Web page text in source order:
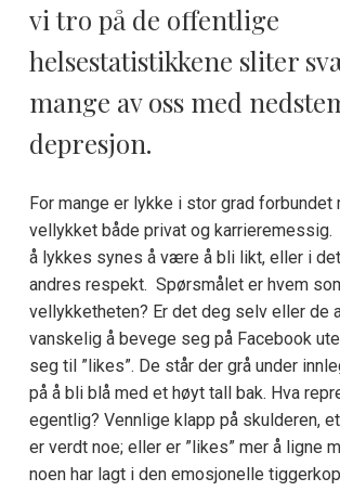
vi tro på de offentlige
helsestatistikkene sliter
mange av oss med
depresjon.
For mange er lykke i stor grad
vellykket både privat og
å lykkes synes å være å bli likt, eller i
andres respekt. Spørsmålet er hvem
vellykketheten? Er det deg selv eller de
vanskelig å bevege seg på Facebook
seg til ”likes”. De står der grå under
på å bli blå med et høyt tall bak. Hva
egentlig? Vennlige klapp på skulderen,
er verdt noe; eller er ”likes” mer å ligne
noen har lagt i den emosjonelle